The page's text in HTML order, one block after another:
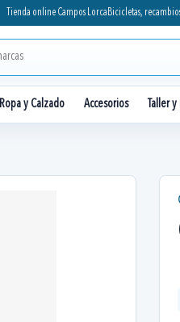
Tienda online Campos Lorca Bicicletas,
Ropa y Calzado Accesorios Taller